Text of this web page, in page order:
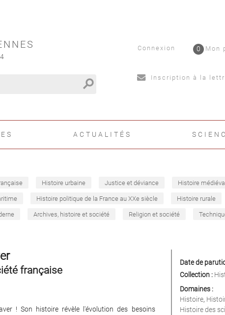
search
Connexion Mon
0
Inscription à la
ACTUALITÉS
Histoire urbaine Justice et déviance Histoire
Histoire politique de la France au XXe siècle Histoire rurale
Archives, histoire et société Religion et société
française
! Son histoire révèle l'évolution des besoins
Date de
Collection :
Domaines :
Histoire,
Histoire des